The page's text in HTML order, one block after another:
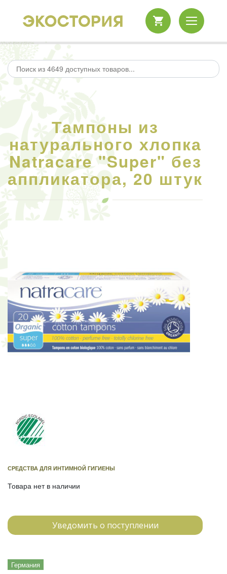
Тампоны из
натурального хлопка
Natracare "Super" без
аппликатора, 20 штук
СРЕДСТВА ДЛЯ ИНТИМНОЙ ГИГИЕНЫ
Товара нет в наличии
Уведомить о поступлении
Германия